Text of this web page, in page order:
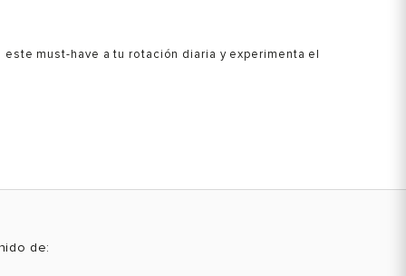
must-have a tu rotación diaria y experimenta el
de: